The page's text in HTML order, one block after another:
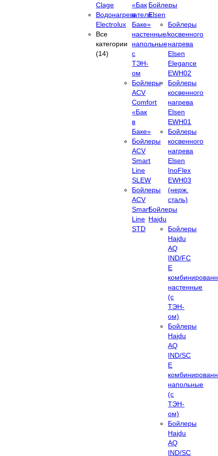
Clage
Водонагреватели
Electrolux
Все
категории
(14)
«Бак
в
Баке»
настенные/
напольные
c
ТЭН-
ом
Бойлеры
ACV
Comfort
«Бак
в
Баке»
Бойлеры
ACV
Smart
Line
SLEW
Бойлеры
ACV
Smart
Line
STD
Бойлеры
Elsen
Бойлеры
косвенного
нагрева
Elsen
Elegance
EWH02
Бойлеры
косвенного
нагрева
Elsen
EWH01
Бойлеры
косвенного
нагрева
Elsen
InoFlex
EWH03
(нерж.
сталь)
Бойлеры
Hajdu
Бойлеры
Hajdu
AQ
IND/FC
E
настенные
(с
ТЭН-
ом)
Бойлеры
Hajdu
AQ
IND/SC
E
напольные
(с
ТЭН-
ом)
Бойлеры
Hajdu
AQ
IND/SC